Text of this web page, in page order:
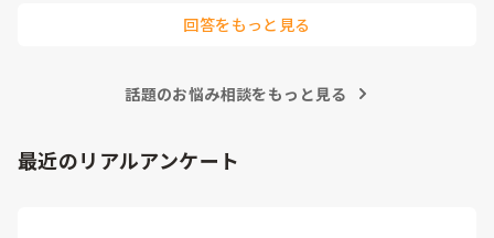
回答をもっと見る
話題のお悩み相談をもっと見る
最近のリアルアンケート